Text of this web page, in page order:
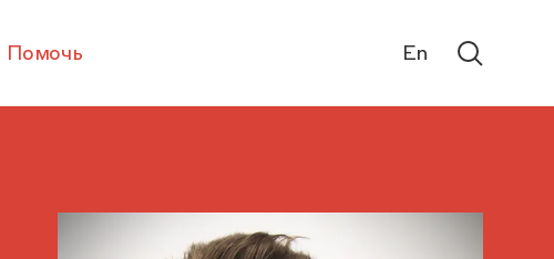
Помочь En